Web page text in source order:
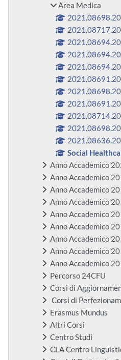
Area Medica
Social
Anno Accademico
Anno Accademico
Anno Accademico
Anno Accademico
Anno Accademico
Anno Accademico
Anno Accademico
Anno Accademico
Anno Accademico
Percorso 24CFU
Corsi di
Corsi di
Erasmus Mundus
Altri Corsi
Centro Studi
CLA Centro